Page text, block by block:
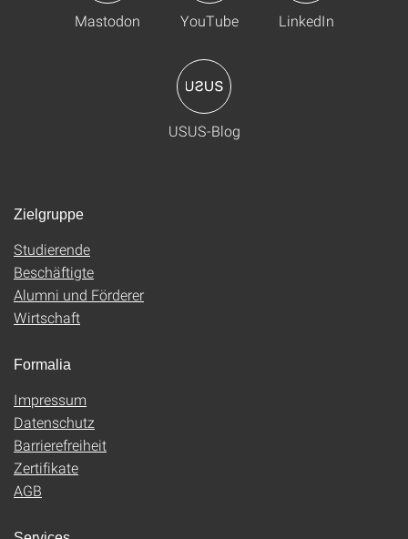
Mastodon YouTube LinkedIn
USUS-Blog
Zielgruppe
Studierende
Beschäftigte
Alumni und Förderer
Wirtschaft
Formalia
Impressum
Datenschutz
Barrierefreiheit
Zertifikate
AGB